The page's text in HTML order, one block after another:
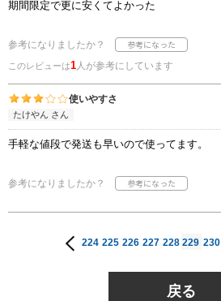
期間限定で更に安くてよかった
参考になりましたか？
このレビューは1人が参考にしています
使いやすさ
たけやん さん
手軽な値段で発送も早いので使ってます。
参考になりましたか？
224 225 226 227 228 229 230
戻る